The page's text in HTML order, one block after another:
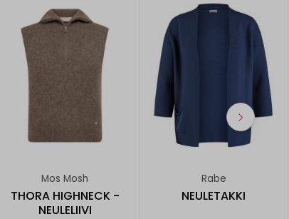
Mos Mosh
THORA HIGHNECK -
NEULELIIVI
Rabe
NEULETAKKI